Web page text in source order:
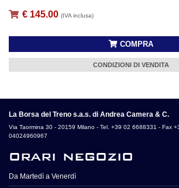
€ 145.00 (IVA inclusa)
COMPRA
CONDIZIONI DI VENDITA
La Borsa del Treno s.a.s. di Andrea Camera & C.
Via Taormina 30 - 20159 Milano - Tel. +39 02 6688331 - Fax
04024960967
orari negozio
Da Martedì a Venerdì